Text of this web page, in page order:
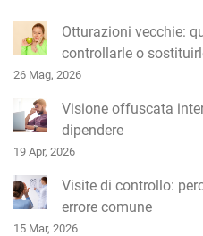
a
r
t
c
o
l
i
Otturazioni vecchie:
controllarle o
26 Mag, 2026
Visione offuscata
dipendere
19 Apr, 2026
Visite di controllo:
errore comune
15 Mar, 2026